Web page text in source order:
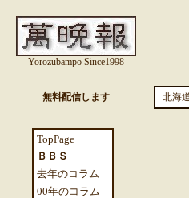
Yorozubampo Since1998
無料配信します 北海
TopPage
ＢＢＳ
去年のコラム
00年のコラム